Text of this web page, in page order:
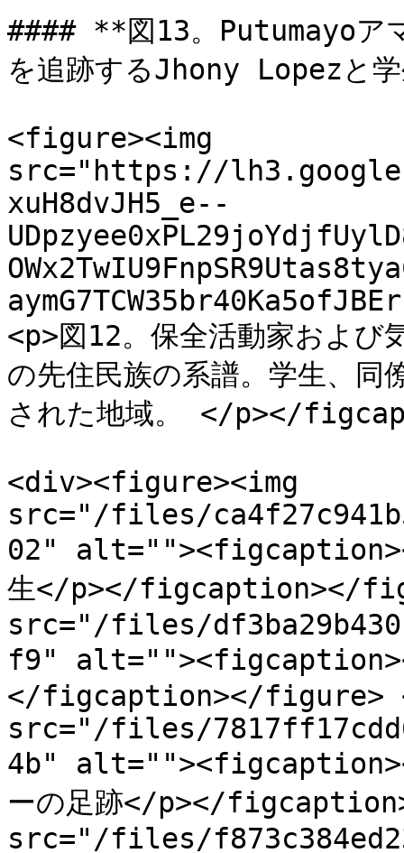
#### **図13。Putumayoア
を追跡するJhony Lopezと
<figure><img
src="https://
xuH8dvJH5_e--
<p>図12。保全活動家およ
の先住民族の系譜。学生、同
された地域。 </p></
<div><figure><img
src="/files/
02"
生</p></figcaption></
src="/files/
f9"
</figcaption></figure>
src="/files/
4b"
ーの足跡</p></
src="/files/